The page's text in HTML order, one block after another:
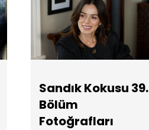
Sandık Kokusu 39.
Bölüm
Fotoğrafları